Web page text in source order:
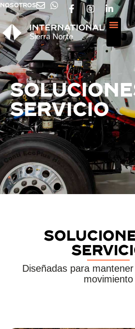
NOSOTROS
SERVICIO
Diseñadas para
movimiento